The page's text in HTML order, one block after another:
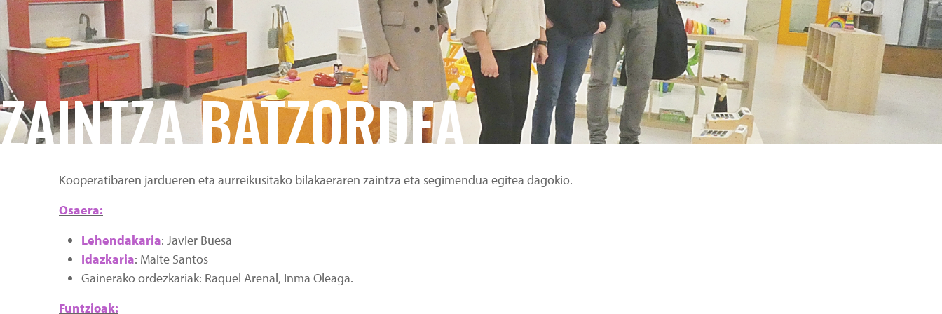
ZAINTZA BATZORDEA
Kooperatibaren jardueren eta aurreikusitako bilakaeraren zaintza eta segimendua egitea dagokio.
Osaera:
Lehendakaria: Javier Buesa
Idazkaria: Maite Santos
Gainerako ordezkariak: Raquel Arenal, Inma Oleaga.
Funtzioak: